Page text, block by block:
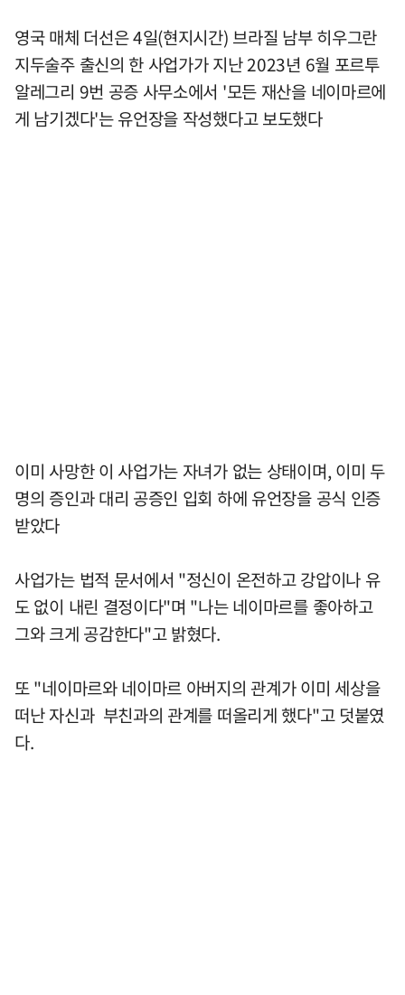
영국 매체 더선은 4일(현지시간) 브라질 남부 히우그란
지두술주 출신의 한 사업가가 지난 2023년 6월 포르투
알레그리 9번 공증 사무소에서 '모든 재산을 네이마르에
게 남기겠다'는 유언장을 작성했다고 보도했다
이미 사망한 이 사업가는 자녀가 없는 상태이며, 이미 두
명의 증인과 대리 공증인 입회 하에 유언장을 공식 인증
받았다
사업가는 법적 문서에서 "정신이 온전하고 강압이나 유
도 없이 내린 결정이다"며 "나는 네이마르를 좋아하고
그와 크게 공감한다"고 밝혔다.
또 "네이마르와 네이마르 아버지의 관계가 이미 세상을
떠난 자신과 부친과의 관계를 떠올리게 했다"고 덧붙였
다.